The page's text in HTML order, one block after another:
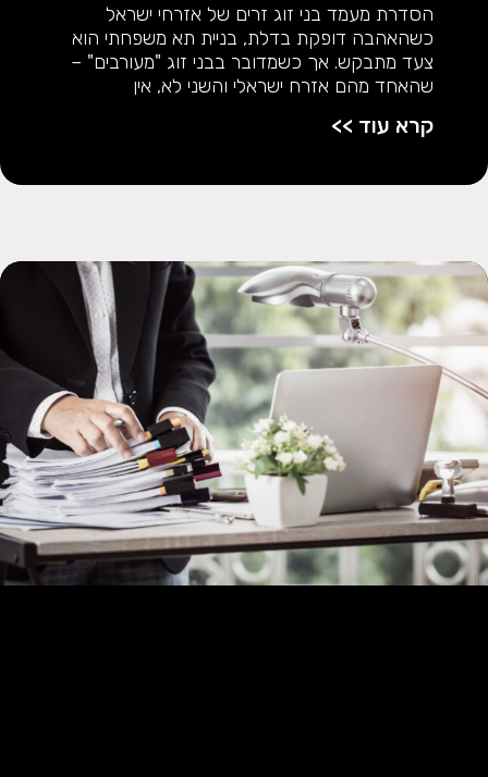
הסדרת מעמד בני זוג זרים של אזרחי ישראל
כשהאהבה דופקת בדלת, בניית תא משפחתי הוא
צעד מתבקש. אך כשמדובר בבני זוג "מעורבים" –
שהאחד מהם אזרח ישראלי והשני לא, אין
קרא עוד >>